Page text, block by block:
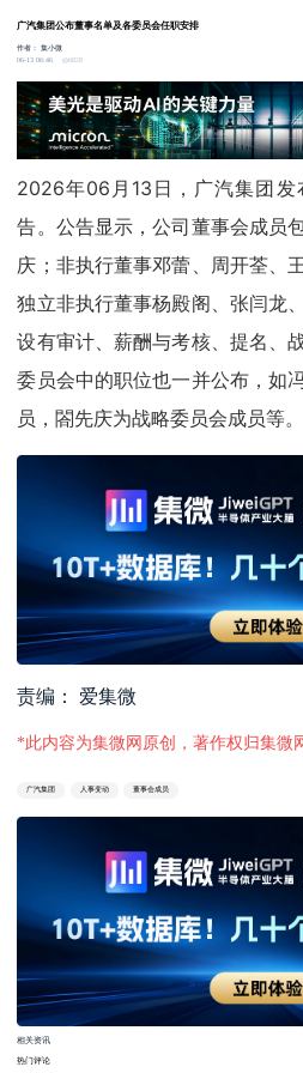
广汽集团公布董事名单及各委员会任职安排
作者：集小微
06-13 06:46
6828
2026年06月13日，广汽集团发
告。公告显示，公司董事会成员
庆；非执行董事邓蕾、周开荃、
独立非执行董事杨殿阁、张闫龙
设有审计、薪酬与考核、提名、
委员会中的职位也一并公布，如
员，閤先庆为战略委员会成员等。
责编： 爱集微
*此内容为集微网原创，著作权归集微
广汽集团 人事变动 董事会成员
相关资讯
热门评论